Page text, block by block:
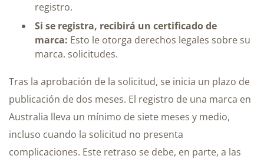
registro.
Si se registra, recibirá un certificado de
marca: Esto le otorga derechos legales sobre su
marca. solicitudes.
Tras la aprobación de la solicitud, se inicia un plazo de
publicación de dos meses. El registro de una marca en
Australia lleva un mínimo de siete meses y medio,
incluso cuando la solicitud no presenta
complicaciones. Este retraso se debe, en parte, a las